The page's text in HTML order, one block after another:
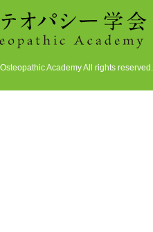
Academy All rights reserved.